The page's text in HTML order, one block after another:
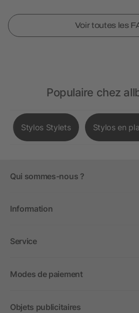
Voir toutes les
Populaire chez
Stylos Stylets Stylos en
Qui sommes-nous ?
Information
Service
Modes de paiement
Objets publicitaires